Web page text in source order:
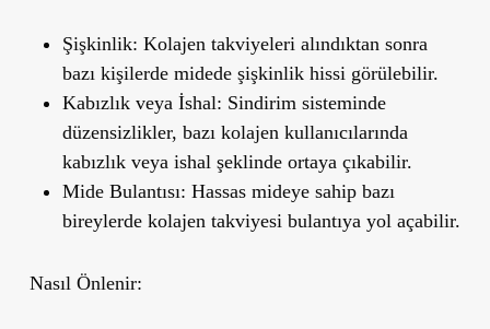
Şişkinlik: Kolajen takviyeleri alındıktan sonra
bazı kişilerde midede şişkinlik hissi görülebilir.
Kabızlık veya İshal: Sindirim sisteminde
düzensizlikler, bazı kolajen kullanıcılarında
kabızlık veya ishal şeklinde ortaya çıkabilir.
Mide Bulantısı: Hassas mideye sahip bazı
bireylerde kolajen takviyesi bulantıya yol açabilir.
Nasıl Önlenir: